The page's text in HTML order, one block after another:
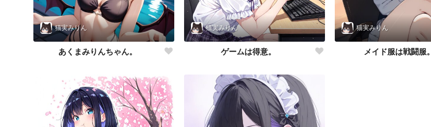
猫実みりん
あくまみりんちゃん。
猫実みりん
ゲームは得意。
猫実みりん
メイド服は戦闘服。